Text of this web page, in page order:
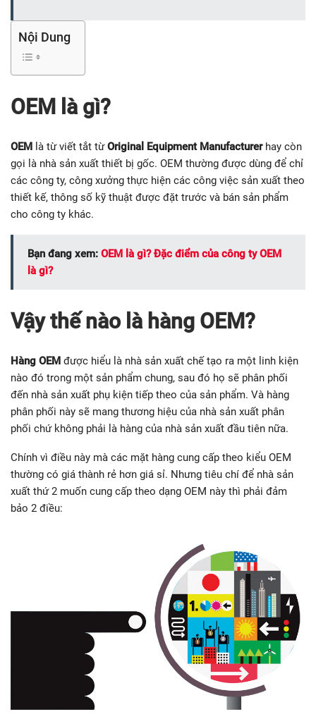
Nội Dung
OEM là gì?
OEM là từ viết tắt từOriginal Equipment Manufacturerhay còn
gọi là nhà sản xuất thiết bị gốc. OEM thường được dùng để chỉ
các công ty, công xưởng thực hiện các công việc sản xuất theo
thiết kế, thông số kỹ thuật được đặt trước và bán sản phẩm
cho công ty khác.
Bạn đang xem: OEM là gì? Đặc điểm của công ty OEM
là gì?
Vậy thế nào là hàng OEM?
Hàng OEM được hiểu là nhà sản xuất chế tạo ra một linh kiện
nào đó trong một sản phẩm chung, sau đó họ sẽ phân phối
đến nhà sản xuất phụ kiện tiếp theo của sản phẩm. Và hàng
phân phối này sẽ mang thương hiệu của nhà sản xuất phân
phối chứ không phải là hàng của nhà sản xuất đầu tiên nữa.
Chính vì điều này mà các mặt hàng cung cấp theo kiểu OEM
thường có giá thành rẻ hơn giá sỉ. Nhưng tiêu chí để nhà sản
xuất thứ 2 muốn cung cấp theo dạng OEM này thì phải đảm
bảo 2 điều: